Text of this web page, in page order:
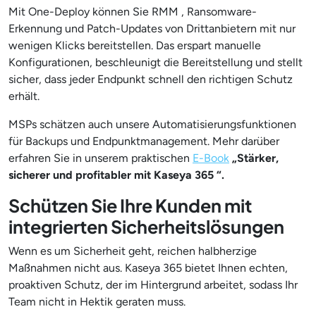
Mit One-Deploy können Sie RMM , Ransomware-
Erkennung und Patch-Updates von Drittanbietern mit nur
wenigen Klicks bereitstellen. Das erspart manuelle
Konfigurationen, beschleunigt die Bereitstellung und stellt
sicher, dass jeder Endpunkt schnell den richtigen Schutz
erhält.
MSPs schätzen auch unsere Automatisierungsfunktionen
für Backups und Endpunktmanagement. Mehr darüber
erfahren Sie in unserem praktischen E-Book „Stärker,
sicherer und profitabler mit Kaseya 365 “.
Schützen Sie Ihre Kunden mit
integrierten Sicherheitslösungen
Wenn es um Sicherheit geht, reichen halbherzige
Maßnahmen nicht aus. Kaseya 365 bietet Ihnen echten,
proaktiven Schutz, der im Hintergrund arbeitet, sodass Ihr
Team nicht in Hektik geraten muss.